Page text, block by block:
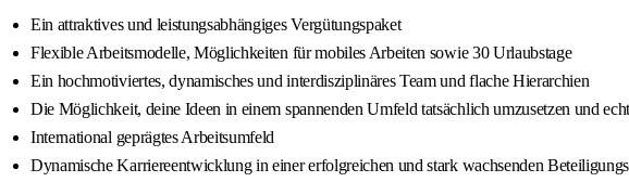
Ein attraktives und leistungsabhängiges Vergütungspaket
Flexible Arbeitsmodelle, Möglichkeiten für mobiles Arbeiten sowie 30 Urlaubstage
Ein hochmotiviertes, dynamisches und interdisziplinäres Team und flache Hierarchien
Die Möglichkeit, deine Ideen in einem spannenden Umfeld tatsächlich umzusetzen und
International geprägtes Arbeitsumfeld
Dynamische Karriereentwicklung in einer erfolgreichen und stark wachsenden